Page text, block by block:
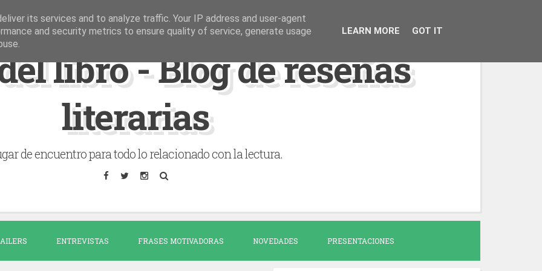
libro - Blog de reseñas
literarias
de encuentro para todo lo relacionado con la lectura.
ENTREVISTAS FRASES MOTIVADORAS NOVEDADES PRESENTACIONES
its services and to analyze traffic. Your IP address and user-agent
and security metrics to ensure quality of service, generate usage
LEARN MORE GOT IT